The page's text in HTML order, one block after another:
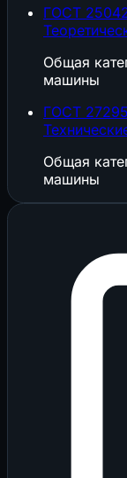
ГОСТ
Общая
машины
ГОСТ
Общая
машины